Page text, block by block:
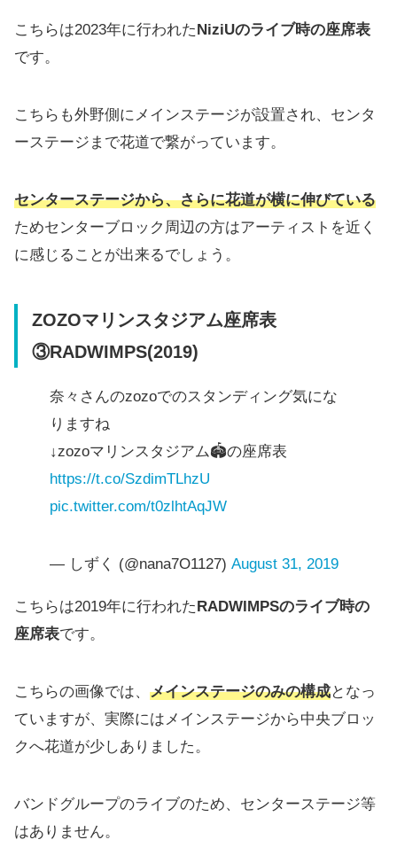
こちらは2023年に行われたNiziUのライブ時の座席表
です。
こちらも外野側にメインステージが設置され、センタ
ーステージまで花道で繋がっています。
センターステージから、さらに花道が横に伸びている
ためセンターブロック周辺の方はアーティストを近く
に感じることが出来るでしょう。
ZOZOマリンスタジアム座席表
③RADWIMPS(2019)
奈々さんのzozoでのスタンディング気にな
りますね
↓zozoマリンスタジアム🏟の座席表
https://t.co/SzdimTLhzU
pic.twitter.com/t0zlhtAqJW
— しずく (@nana7O1127) August 31, 2019
こちらは2019年に行われたRADWIMPSのライブ時の
座席表です。
こちらの画像では、 メインステージのみの構成となっ
ていますが、実際にはメインステージから中央ブロッ
クへ花道が少しありました。
バンドグループのライブのため、センターステージ等
はありません。